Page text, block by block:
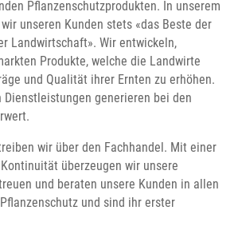
Pflanzenschutzprodukten. In unserem
unseren Kunden stets «das Beste der
Landwirtschaft». Wir entwickeln,
Produkte, welche die Landwirte
und Qualität ihrer Ernten zu erhöhen.
Dienstleistungen generieren bei den
wir über den Fachhandel. Mit einer
überzeugen wir unsere
und beraten unsere Kunden in allen
und sind ihr erster